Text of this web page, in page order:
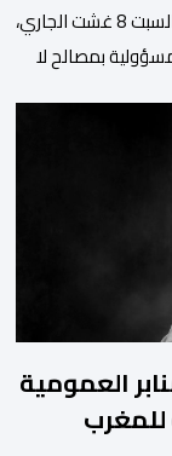
أعلنت المديرية العامة للأمن الوطني، زوال يومه السبت 8 غشت الجاري،
بمصالح لا
ملال وابن جرير
لضخ دماء جديدة
العمومية
للمغرب